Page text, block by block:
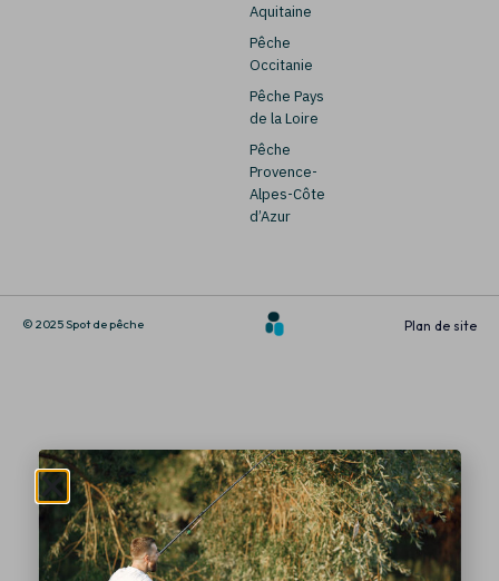
Aquitaine
Pêche
Occitanie
Pêche Pays
de la Loire
Pêche
Provence-
Alpes-Côte
d’Azur
© 2025 Spot de pêche Plan de site